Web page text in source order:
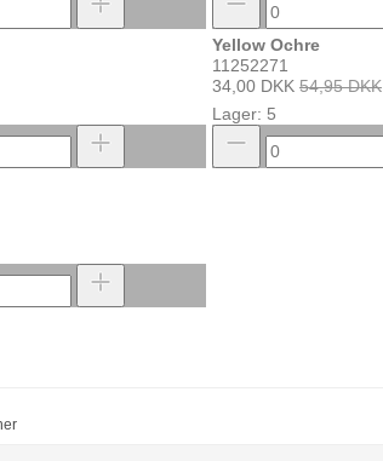
Yellow Ochre
11252271
34,00 DKK 54,95 DKK
Lager: 5